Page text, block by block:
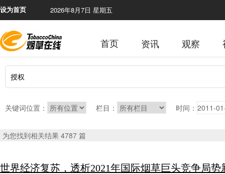
设为首页 2026年8月7日 星期五
首页 资讯 观察
关键词位置： 栏目： 时间：
为您找到相关结果 4787 篇
世界经济复苏，透析2021年国际烟草巨头竞争局势